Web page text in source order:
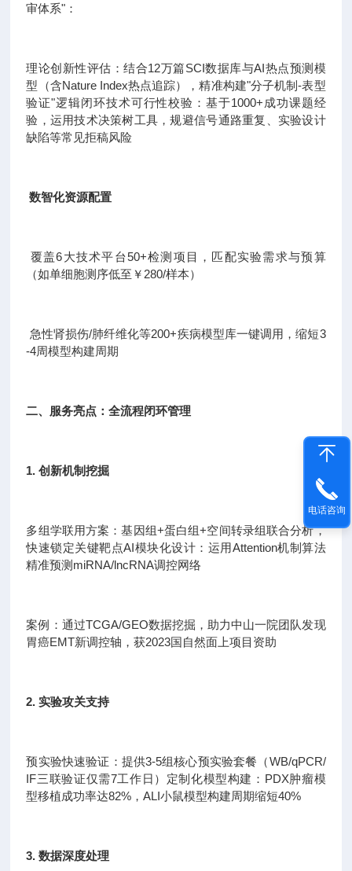
审体系"：
理论创新性评估：结合12万篇SCI数据库与AI热点预测模
型（含Nature Index热点追踪），精准构建"分子机制-表型
验证"逻辑闭环技术可行性校验：基于1000+成功课题经
验，运用技术决策树工具，规避信号通路重复、实验设计
缺陷等常见拒稿风险
数智化资源配置
覆盖6大技术平台50+检测项目，匹配实验需求与预算
（如单细胞测序低至￥280/样本）
急性肾损伤/肺纤维化等200+疾病模型库一键调用，缩短3
-4周模型构建周期
二、服务亮点：全流程闭环管理
1. 创新机制挖掘
多组学联用方案：基因组+蛋白组+空间转录组联合分析，
快速锁定关键靶点AI模块化设计：运用Attention机制算法
精准预测miRNA/lncRNA调控网络
案例：通过TCGA/GEO数据挖掘，助力中山一院团队发现
胃癌EMT新调控轴，获2023国自然面上项目资助
2. 实验攻关支持
预实验快速验证：提供3-5组核心预实验套餐（WB/qPCR/
IF三联验证仅需7工作日）定制化模型构建：PDX肿瘤模
型移植成功率达82%，ALI小鼠模型构建周期缩短40%
3. 数据深度处理
电话咨询